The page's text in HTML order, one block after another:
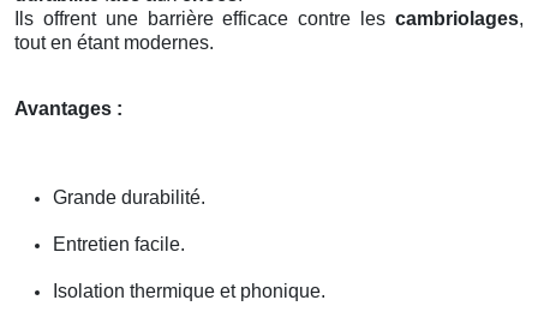
Ils offrent une barrière efficace contre les cambriolages,
tout en étant modernes.
Avantages :
Grande durabilité.
Entretien facile.
Isolation thermique et phonique.